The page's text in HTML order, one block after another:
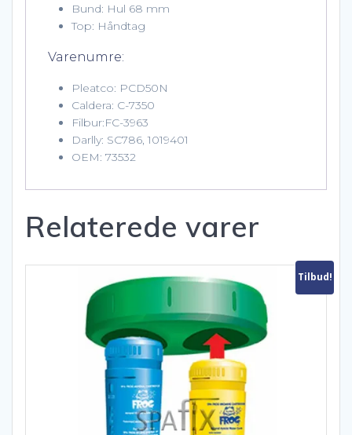
Bund: Hul 68 mm
Top: Håndtag
Varenumre:
Pleatco: PCD50N
Caldera: C-7350
Filbur:FC-3963
Darlly: SC786, 1019401
OEM: 73532
Relaterede varer
Tilbud!